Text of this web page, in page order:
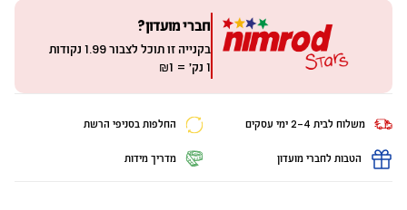
חברי מועדון?
בקנייה זו תוכל לצבור1.99 נקודות
1 נק׳ = ₪1
משלוח לבית 2-4 ימי עסקים החלפות בסניפי הרשת
הטבות לחברי מועדון מדריך מידות